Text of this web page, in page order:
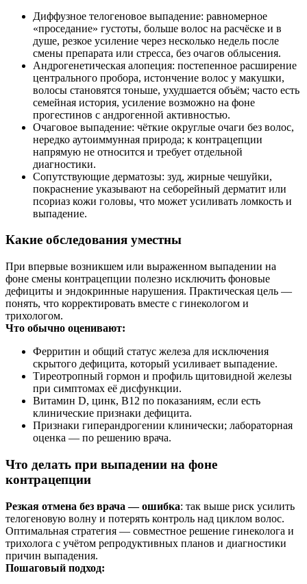
Диффузное телогеновое выпадение: равномерное
«проседание» густоты, больше волос на расчёске и в
душе, резкое усиление через несколько недель после
смены препарата или стресса, без очагов облысения.
Андрогенетическая алопеция: постепенное расширение
центрального пробора, истончение волос у макушки,
волосы становятся тоньше, ухудшается объём; часто есть
семейная история, усиление возможно на фоне
прогестинов с андрогенной активностью.
Очаговое выпадение: чёткие округлые очаги без волос,
нередко аутоиммунная природа; к контрацепции
напрямую не относится и требует отдельной
диагностики.
Сопутствующие дерматозы: зуд, жирные чешуйки,
покраснение указывают на себорейный дерматит или
псориаз кожи головы, что может усиливать ломкость и
выпадение.
Какие обследования уместны
При впервые возникшем или выраженном выпадении на
фоне смены контрацепции полезно исключить фоновые
дефициты и эндокринные нарушения. Практическая цель —
понять, что корректировать вместе с гинекологом и
трихологом.
Что обычно оценивают:
Ферритин и общий статус железа для исключения
скрытого дефицита, который усиливает выпадение.
Тиреотропный гормон и профиль щитовидной железы
при симптомах её дисфункции.
Витамин D, цинк, B12 по показаниям, если есть
клинические признаки дефицита.
Признаки гиперандрогении клинически; лабораторная
оценка — по решению врача.
Что делать при выпадении на фоне
контрацепции
Резкая отмена без врача — ошибка: так выше риск усилить
телогеновую волну и потерять контроль над циклом волос.
Оптимальная стратегия — совместное решение гинеколога и
трихолога с учётом репродуктивных планов и диагностики
причин выпадения.
Пошаговый подход: